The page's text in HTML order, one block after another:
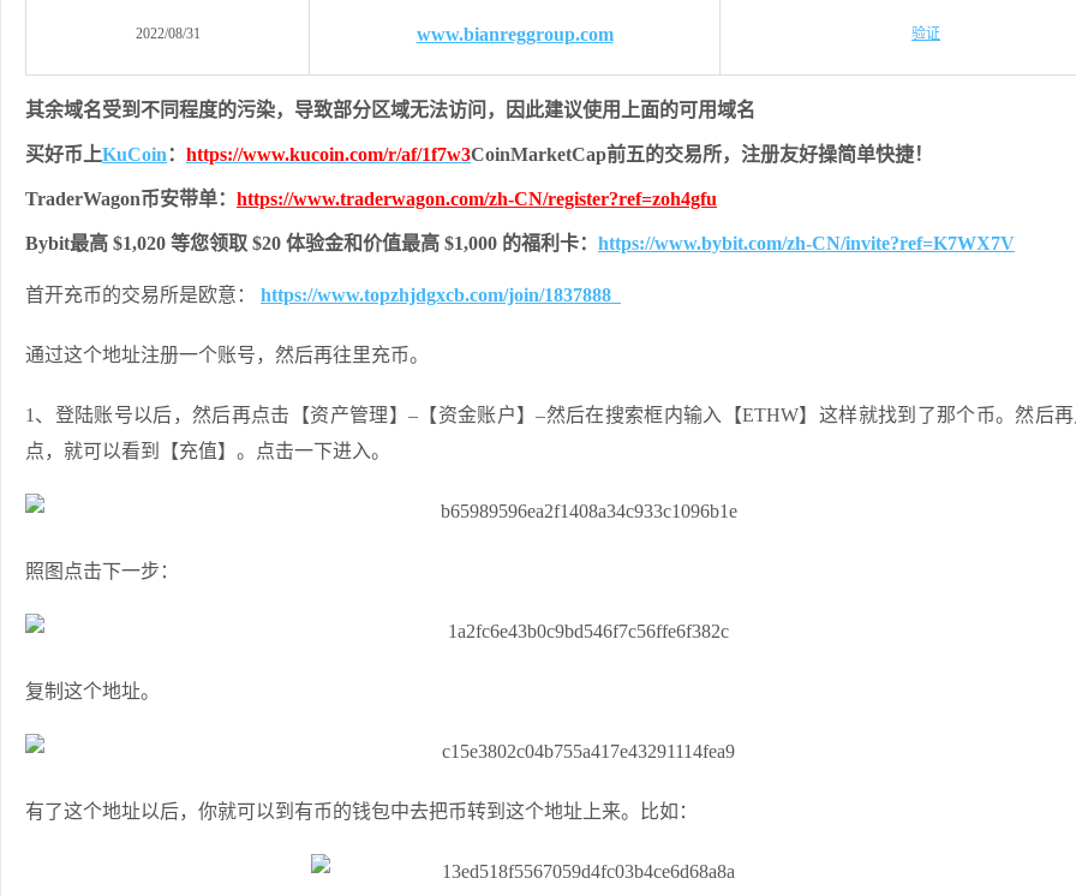
2022/08/31 www.bianreggroup.com 验证
其余域名受到不同程度的污染，导致部分区域无法访问， 因此建议使用上面的可用域名
买好币上KuCoin ： https://www.kucoin.com/r/af/1f7w3CoinMarketCap前五的交易所，注册友好操简单快捷！
TraderWagon币安带单： https://www.traderwagon.com/zh-CN/register?ref=zoh4gfu
Bybit最高 $1,020 等您领取 $20 体验金和价值最高 $1,000 的福利卡： https://www.bybit.com/zh-CN/invite?ref=K7WX7V
首开充币的交易所是欧意： https://www.topzhjdgxcb.com/join/1837888
通过这个地址注册一个账号，然后再往里充币。
1、登陆账号以后，然后再点击【资产管理】–【资金账户】–然后在搜索框内输入【ETHW】这样就找到了那个币。然后
点，就可以看到【充值】。点击一下进入。
照图点击下一步：
复制这个地址。
有了这个地址以后，你就可以到有币的钱包中去把币转到这个地址上来。比如：